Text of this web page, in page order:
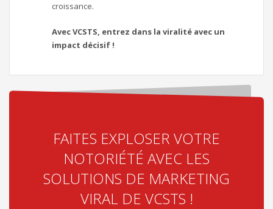
croissance.
Avec VCSTS, entrez dans la viralité avec un
impact décisif !
FAITES EXPLOSER VOTRE
NOTORIÉTÉ AVEC LES
SOLUTIONS DE MARKETING
VIRAL DE VCSTS !